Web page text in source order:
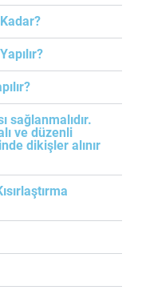
sağlanmalıdır.
ve düzenli
dikişler alınır